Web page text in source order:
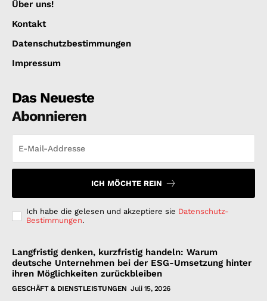
Über uns!
Kontakt
Datenschutzbestimmungen
Impressum
Das Neueste
Abonnieren
ICH MÖCHTE REIN
Ich habe die gelesen und akzeptiere sie Datenschutz-
Bestimmungen.
Langfristig denken, kurzfristig handeln: Warum
deutsche Unternehmen bei der ESG-Umsetzung hinter
ihren Möglichkeiten zurückbleiben
GESCHÄFT & DIENSTLEISTUNGEN Juli 15, 2026